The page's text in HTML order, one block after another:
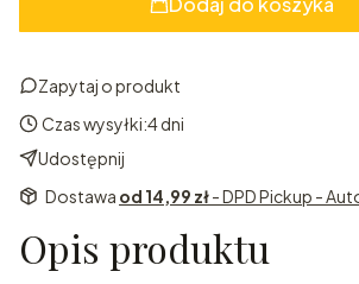
Zapytaj o produkt
Czas wysyłki:4 dni
Udostępnij
Dostawa od 14,99 zł- DPD Pickup -
Opis produktu